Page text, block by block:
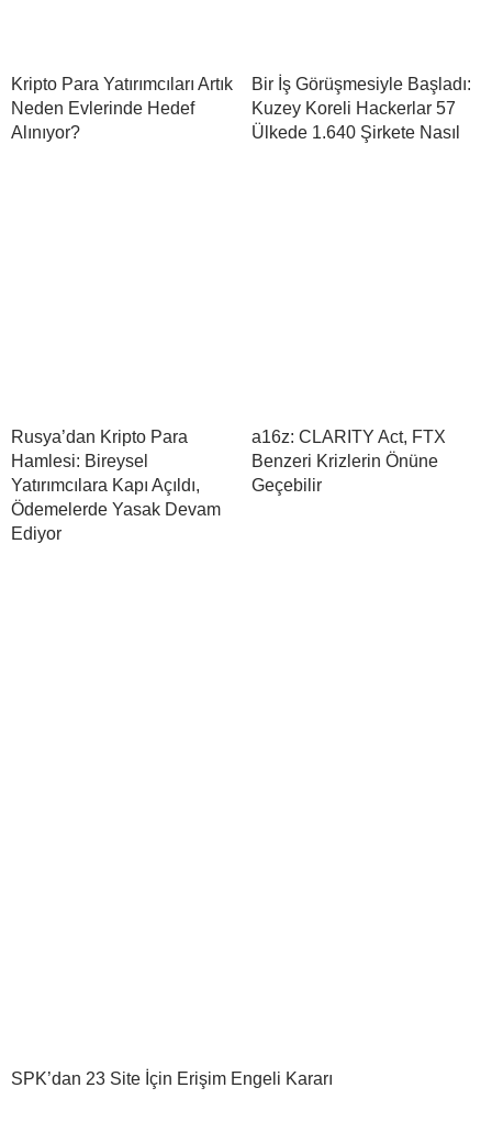
Kripto Para Yatırımcıları Artık
Neden Evlerinde Hedef
Alınıyor?
Bir İş Görüşmesiyle Başladı:
Kuzey Koreli Hackerlar 57
Ülkede 1.640 Şirkete Nasıl
Rusya’dan Kripto Para
Hamlesi: Bireysel
Yatırımcılara Kapı Açıldı,
Ödemelerde Yasak Devam
Ediyor
a16z: CLARITY Act, FTX
Benzeri Krizlerin Önüne
Geçebilir
SPK’dan 23 Site İçin Erişim Engeli Kararı